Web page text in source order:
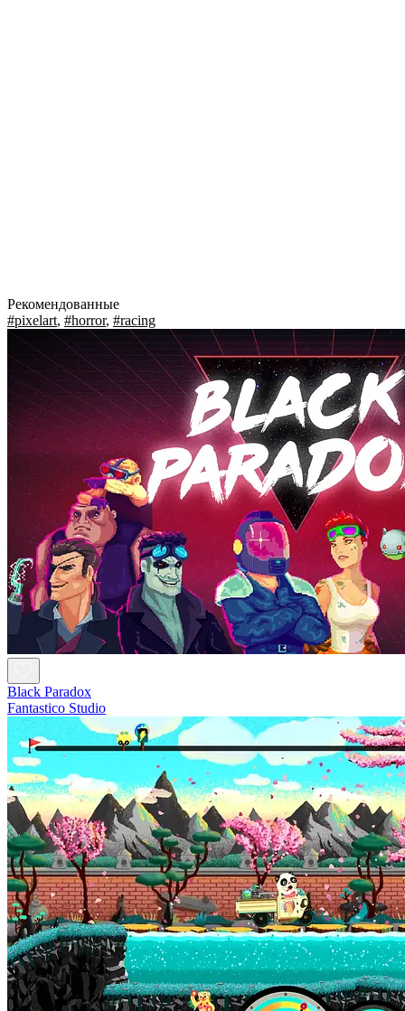
Рекомендованные
#pixelart, #horror, #racing
Black Paradox
Fantastico Studio